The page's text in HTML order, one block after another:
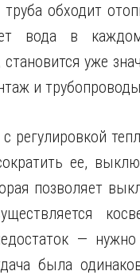
обходит
вода в
уже
и
регулировкой
ее,
позволяет
—
была